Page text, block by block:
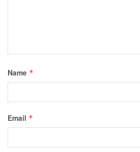
Name *
Email *